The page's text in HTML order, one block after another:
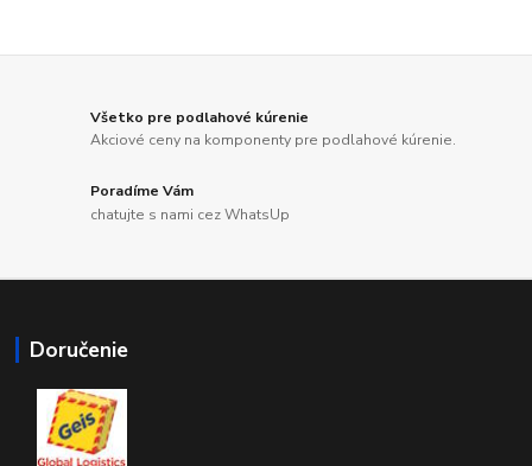
Všetko pre podlahové kúrenie
Akciové ceny na komponenty pre podlahové kúrenie.
Poradíme Vám
chatujte s nami cez WhatsUp
Doručenie